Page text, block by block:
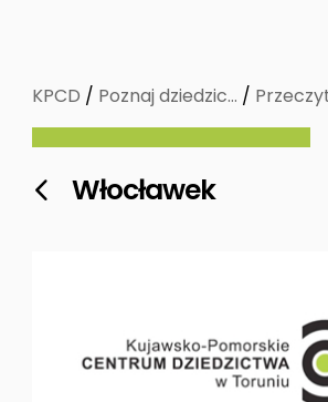
KPCD / Poznaj dziedzic… /
 Włocławek